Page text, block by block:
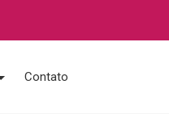
Contato